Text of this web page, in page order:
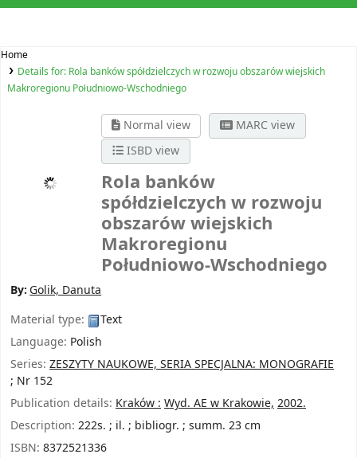
Home
Details for: Rola banków spółdzielczych w rozwoju obszarów wiejskich
Makroregionu Południowo-Wschodniego
Normal view
MARC view
ISBD view
Rola banków
spółdzielczych w rozwoju
obszarów wiejskich
Makroregionu
Południowo-Wschodniego
By: Golik, Danuta
Material type:
Text
Language: Polish
Series: ZESZYTY NAUKOWE, SERIA SPECJALNA: MONOGRAFIE
; Nr 152
Publication details: Kraków :Wyd. AE w Krakowie,2002.
Description: 222s. ; il. ; bibliogr. ; summ. 23 cm
ISBN: 8372521336